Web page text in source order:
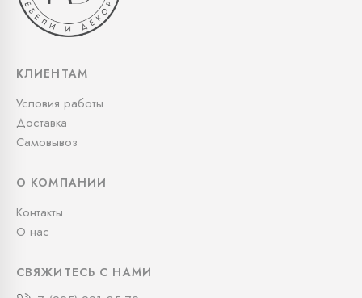
КЛИЕНТАМ
Условия работы
Доставка
Самовывоз
О КОМПАНИИ
Контакты
О нас
СВЯЖИТЕСЬ С НАМИ